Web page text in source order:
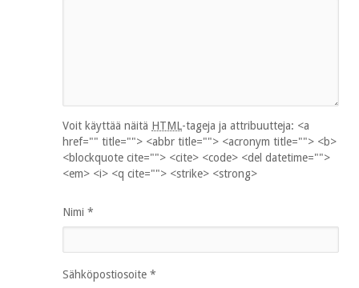
Voit käyttää näitä HTML-tageja ja attribuutteja: <a
href="" title=""> <abbr title=""> <acronym title=""> <b>
<blockquote cite=""> <cite> <code> <del datetime="">
<em> <i> <q cite=""> <strike> <strong>
Nimi *
Sähköpostiosoite *